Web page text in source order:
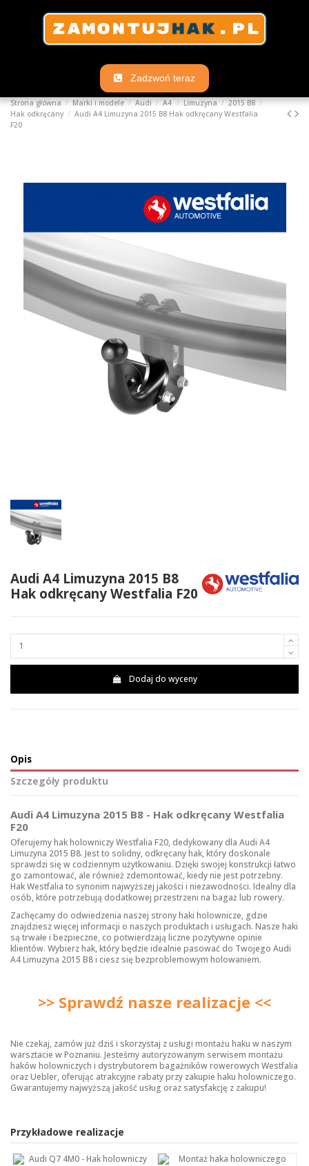
Zadzwoń teraz
Strona główna Marki i modele Audi A4 Limuzyna
2015 B8
Hak odkręcany
Audi A4 Limuzyna 2015 B8 Hak odkręcany Westfalia
F20
Audi A4 Limuzyna 2015 B8
Hak odkręcany Westfalia F20
Dodaj do wyceny
Opis
Szczegóły produktu
Audi A4 Limuzyna 2015 B8 - Hak odkręcany Westfalia
F20
Oferujemy hak holowniczy Westfalia F20, dedykowany dla Audi A4
Limuzyna 2015 B8. Jest to solidny, odkręcany hak, który doskonale
sprawdzi się w codziennym użytkowaniu. Dzięki swojej konstrukcji łatwo
go zamontować, ale również zdemontować, kiedy nie jest potrzebny.
Hak Westfalia to synonim najwyższej jakości i niezawodności. Idealny dla
osób, które potrzebują dodatkowej przestrzeni na bagaż lub rowery.
Zachęcamy do odwiedzenia naszej stronyhaki holownicze, gdzie
znajdziesz więcej informacji o naszych produktach i usługach. Nasze haki
są trwałe i bezpieczne, co potwierdzają liczne pozytywne opinie
klientów. Wybierz hak, który będzie idealnie pasować do Twojego Audi
A4 Limuzyna 2015 B8 i ciesz się bezproblemowym holowaniem.
>> Sprawdź nasze realizacje <<
Nie czekaj, zamów już dziś i skorzystaj z usługi montażu haku w naszym
warsztacie w Poznaniu. Jesteśmy autoryzowanym serwisem montażu
haków holowniczych i dystrybutorem bagażników rowerowych Westfalia
oraz Uebler, oferując atrakcyjne rabaty przy zakupie haku holowniczego.
Gwarantujemy najwyższą jakość usług oraz satysfakcję z zakupu!
Przykładowe realizacje